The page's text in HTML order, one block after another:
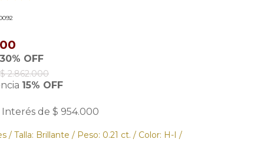
30% OFF
$ 2.862.000
15% OFF
Interés de $ 954.000
/ Talla: Brillante / Peso: 0.21 ct. / Color: H-I /